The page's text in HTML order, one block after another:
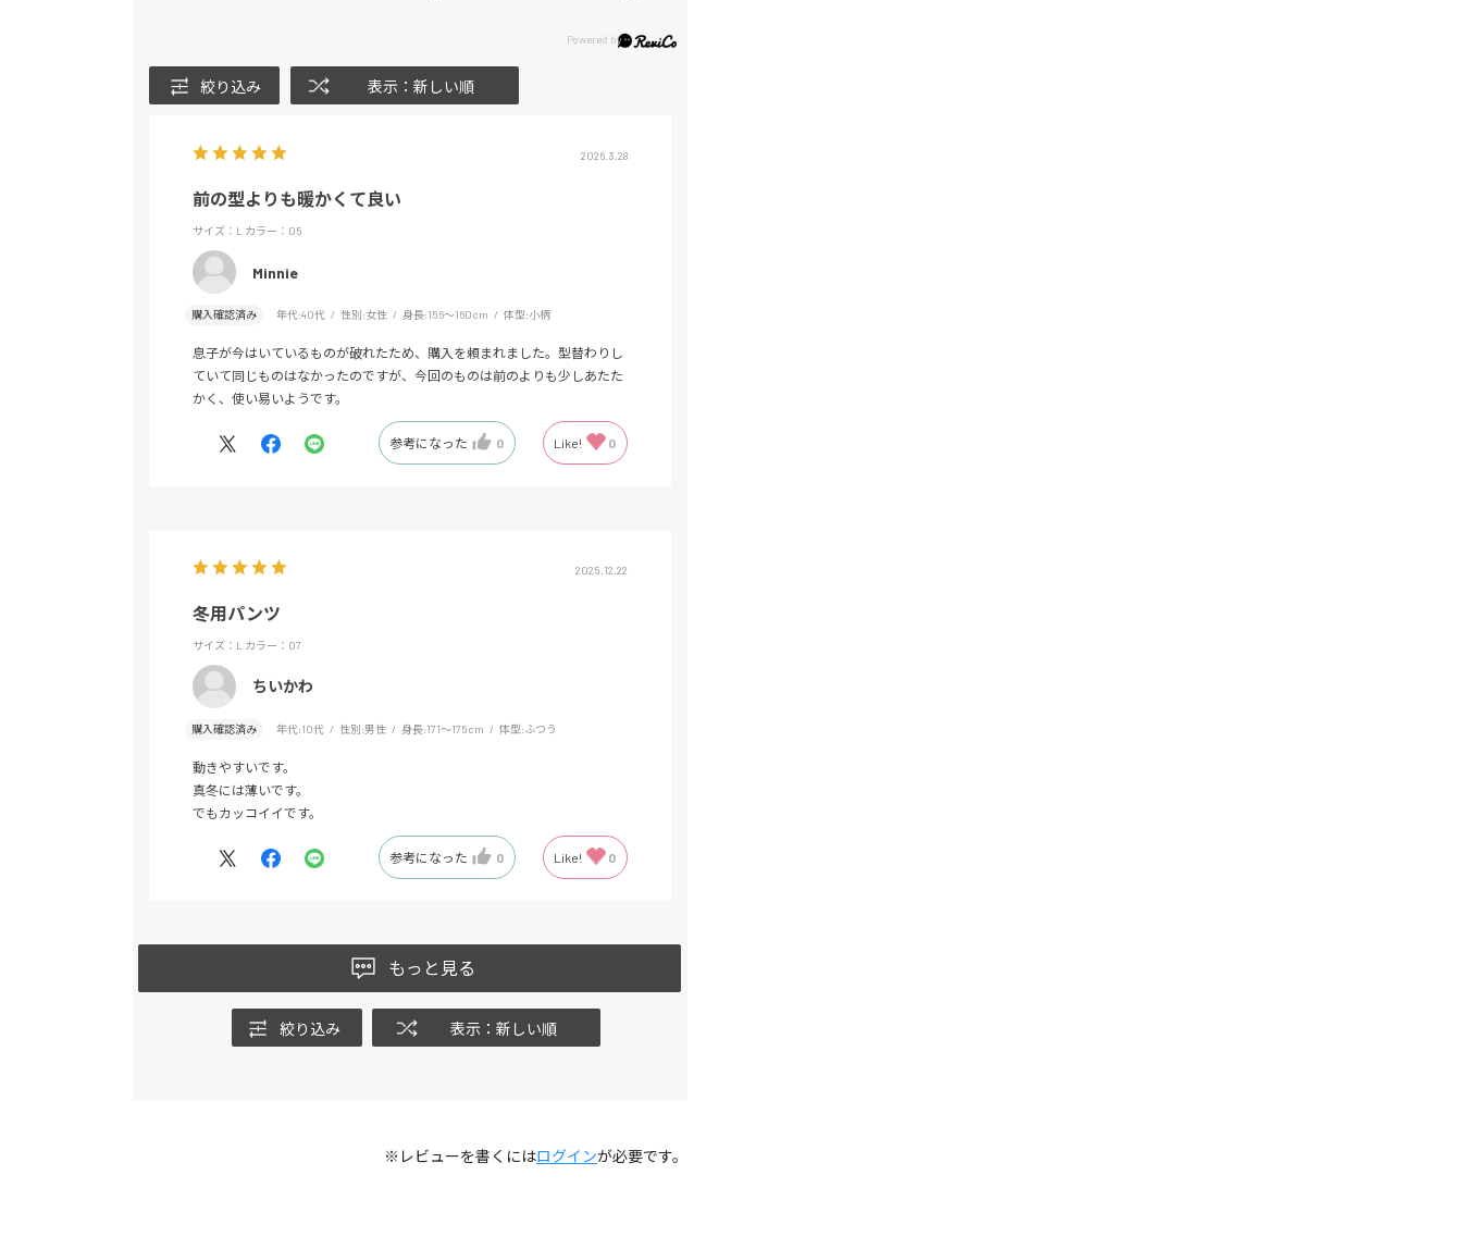
絞り込み 表示：新しい順
2026.3.28
前の型よりも暖かくて良い
サイズ：L カラー：05
Minnie
購入確認済み 年代:40代 性別:女性 身長:156～160cm 体型:小柄
息子が今はいているものが破れたため、購入を頼まれました。型替わりし
ていて同じものはなかったのですが、今回のものは前のよりも少しあたた
かく、使い易いようです。
参考になった 0 Like! 0
2025.12.22
冬用パンツ
サイズ：L カラー：07
ちいかわ
購入確認済み 年代:10代 性別:男性 身長:171～175cm 体型:ふつう
動きやすいです。
真冬には薄いです。
でもカッコイイです。
参考になった 0 Like! 0
もっと見る
絞り込み 表示：新しい順
※レビューを書くにはログインが必要です。